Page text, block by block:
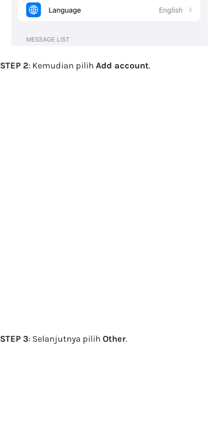
STEP 2: Kemudian pilih Add account.
STEP 3: Selanjutnya pilih Other.